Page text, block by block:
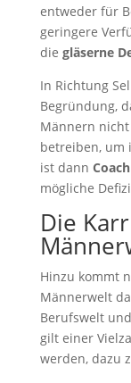
entweder für
geringere
die gläserne
In Richtung
Begründung,
Männern
betreiben, um
ist dann
mögliche
Die
Hinzu kommt
Männerwelt
Berufswelt
gilt einer
werden, dazu